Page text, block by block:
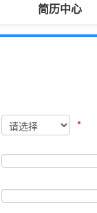
简历中心
*